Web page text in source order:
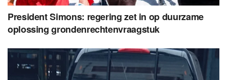
President Simons: regering zet in op duurzame
oplossing grondenrechtenvraagstuk